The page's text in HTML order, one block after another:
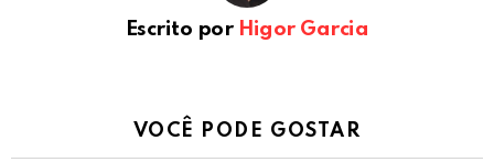
Escrito por Higor Garcia
VOCÊ PODE GOSTAR